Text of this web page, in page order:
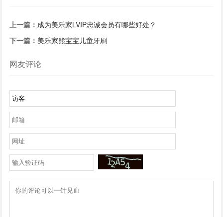
上一篇： 成为美乐家LVIP忠诚会员有哪些好处？
下一篇： 美乐家熊宝宝儿童牙刷
网友评论